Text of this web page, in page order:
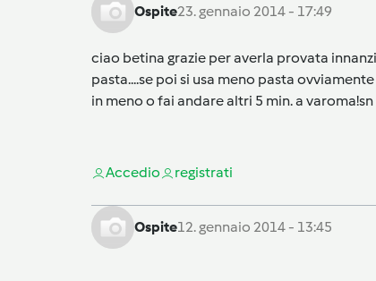
Ospite23. gennaio 2014 - 17:49
ciao betina grazie per averla provata
pasta....se poi si usa meno pasta
in meno o fai andare altri 5 min. a
Accedio registrati
Ospite12. gennaio 2014 - 13:45